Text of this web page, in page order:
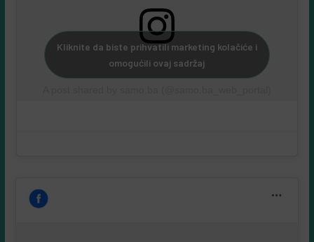
Kliknite da biste prihvatili marketing kolačiće i
omogućili ovaj sadržaj